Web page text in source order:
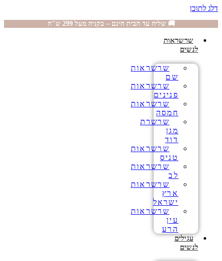
דלג לתוכן
🚚 שליח עד הבית חינם – בקניה מעל 299 ש"ח
שרשראות
לנשים
שרשראות
שם
שרשראות
פנינים
שרשראות
חמסה
שרשרת
מגן
דוד
שרשראות
טניס
שרשראות
לב
שרשראות
ארץ
ישראל
שרשראות
עין
הרע
עגילים
לנשים